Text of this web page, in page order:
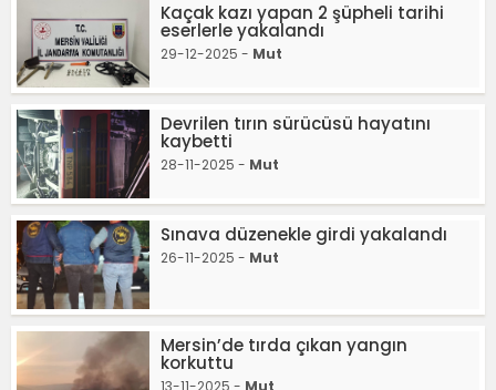
Kaçak kazı yapan 2 şüpheli tarihi
eserlerle yakalandı
29-12-2025 - Mut
Devrilen tırın sürücüsü hayatını
kaybetti
28-11-2025 - Mut
Sınava düzenekle girdi yakalandı
26-11-2025 - Mut
Mersin’de tırda çıkan yangın
korkuttu
13-11-2025 - Mut